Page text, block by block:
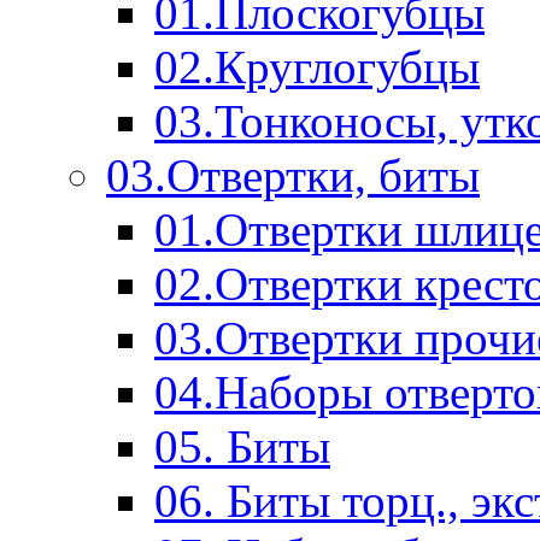
01.Плоскогубцы
02.Круглогубцы
03.Тонконосы,
03.Отвертки, биты
01.Отвертки
02.Отвертки
03.Отвертки
04.Наборы
05. Биты
06. Биты торц.,